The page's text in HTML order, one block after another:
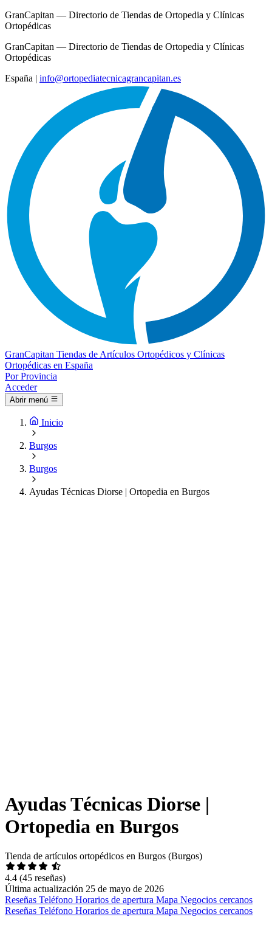
GranCapitan — Directorio de Tiendas de Ortopedia y Clínicas
Ortopédicas
GranCapitan — Directorio de Tiendas de Ortopedia y Clínicas
Ortopédicas
España | info@ortopediatecnicagrancapitan.es
GranCapitan Tiendas de Artículos Ortopédicos y Clínicas
Ortopédicas en España
Por Provincia
Acceder
Abrir menú
Inicio
Burgos
Burgos
Ayudas Técnicas Diorse | Ortopedia en Burgos
Ayudas Técnicas Diorse |
Ortopedia en Burgos
Tienda de artículos ortopédicos en Burgos (Burgos)
4.4 (45 reseñas)
Última actualización 25 de mayo de 2026
Reseñas Teléfono Horarios de apertura Mapa Negocios cercanos
Reseñas Teléfono Horarios de apertura Mapa Negocios cercanos